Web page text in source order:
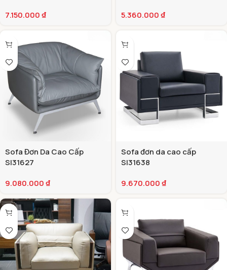
7.150.000₫
5.360.000₫
Sofa Đơn Da Cao Cấp
SI31627
9.080.000₫
Sofa đơn da cao cấp
SI31638
9.670.000₫